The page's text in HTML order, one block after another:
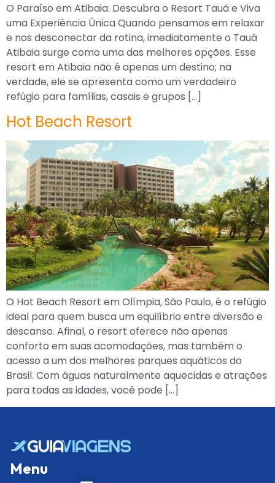
O Paraíso em Atibaia: Descubra o Resort Tauá e Viva
uma Experiência Única Quando pensamos em relaxar
e nos desconectar da rotina, imediatamente o Tauá
Atibaia surge como uma das melhores opções. Esse
resort em Atibaia não é apenas um destino; na
verdade, ele se apresenta como um verdadeiro
refúgio para famílias, casais e grupos […]
Hot Beach Resort
O Hot Beach Resort em Olímpia, São Paulo, é o refúgio
ideal para quem busca um equilíbrio entre diversão e
descanso. Afinal, o resort oferece não apenas
conforto em suas acomodações, mas também o
acesso a um dos melhores parques aquáticos do
Brasil. Com águas naturalmente aquecidas e atrações
para todas as idades, você pode […]
Menu